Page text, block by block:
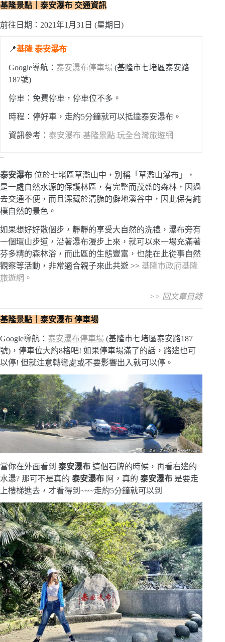
基隆景點｜泰安瀑布 交通資訊
前往日期：2021年1月31日 (星期日)
📍基隆 泰安瀑布
Google導航： 泰安瀑布停車場 (基隆市七堵區泰安路
187號)
停車：免費停車，停車位不多。
時程：停好車，走約5分鐘就可以抵達泰安瀑布。
資訊參考： 泰安瀑布 基隆景點 玩全台灣旅遊網
–
泰安瀑布 位於七堵區草濫山中，別稱「草濫山瀑布」，
是一處自然水源的保護林區，有完整而茂盛的森林，因過
去交通不便，而且深藏於清脆的僻地溪谷中，因此保有純
樸自然的景色。
如果想好好散個步，靜靜的享受大自然的洗禮，瀑布旁有
一個環山步道，沿著瀑布漫步上來，就可以來一場充滿著
芬多精的森林浴，而此區的生態豐富，也能在此從事自然
觀察等活動，非常適合親子來此共遊 >> 基隆市政府基隆
旅遊網 。
>> 回文章目錄
基隆景點｜泰安瀑布 停車場
Google導航： 泰安瀑布停車場 (基隆市七堵區泰安路187
號)，停車位大約8格吧! 如果停車場滿了的話，路邊也可
以停! 但就注意轉彎處或不要影響出入就可以停。
當你在外面看到 泰安瀑布 這個石牌的時候，再看右邊的
水瀑? 那可不是真的 泰安瀑布 阿，真的 泰安瀑布 是要走
上樓梯進去，才看得到~~~走約5分鐘就可以到